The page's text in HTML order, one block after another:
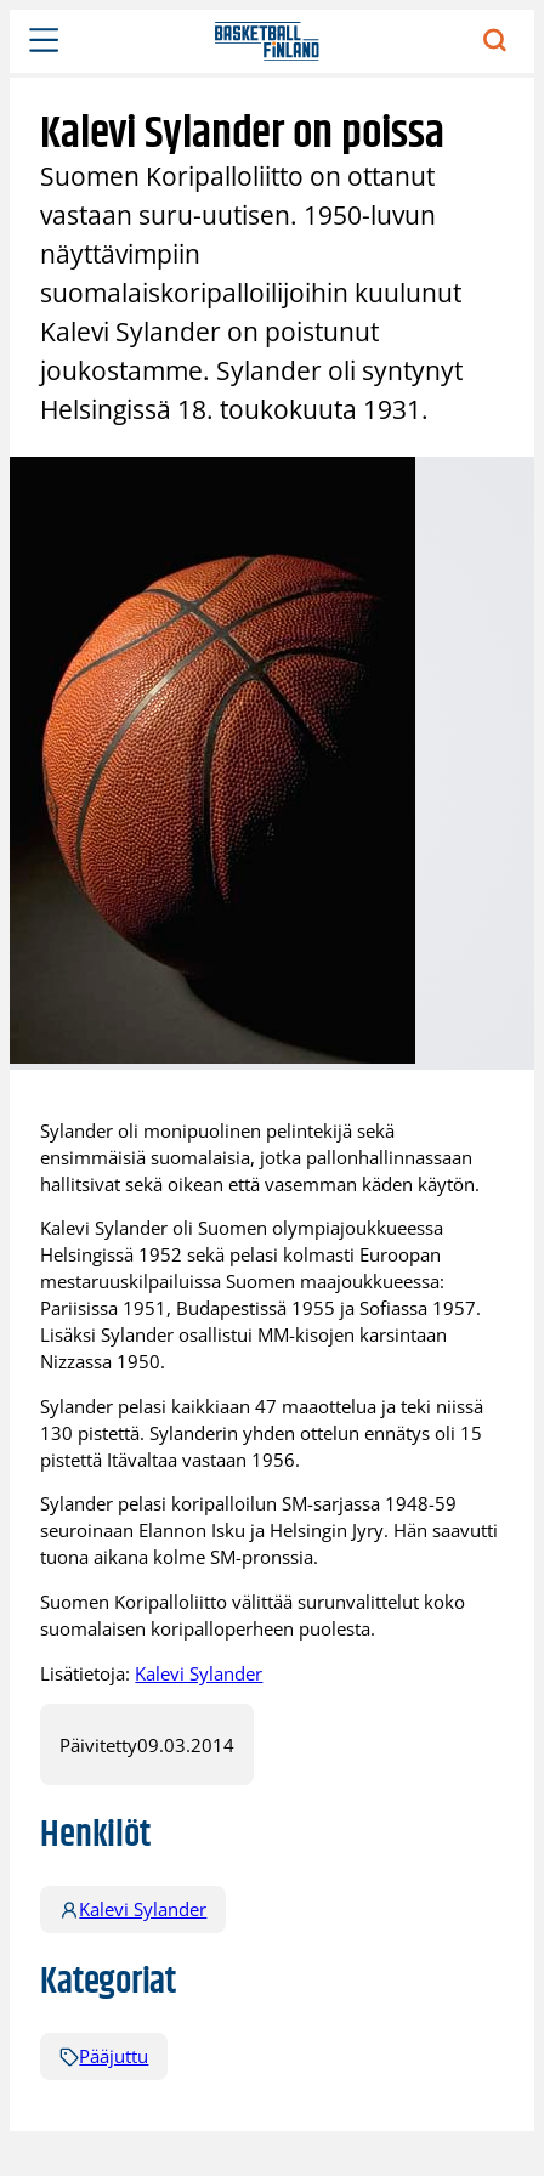
Siirry
sisältöön
Kalevi Sylander on poissa
Suomen Koripalloliitto on ottanut
vastaan suru-uutisen. 1950-luvun
näyttävimpiin
suomalaiskoripalloilijoihin kuulunut
Kalevi Sylander on poistunut
joukostamme. Sylander oli syntynyt
Helsingissä 18. toukokuuta 1931.
Sylander oli monipuolinen pelintekijä sekä
ensimmäisiä suomalaisia, jotka pallonhallinnassaan
hallitsivat sekä oikean että vasemman käden käytön.
Kalevi Sylander oli Suomen olympiajoukkueessa
Helsingissä 1952 sekä pelasi kolmasti Euroopan
mestaruuskilpailuissa Suomen maajoukkueessa:
Pariisissa 1951, Budapestissä 1955 ja Sofiassa 1957.
Lisäksi Sylander osallistui MM-kisojen karsintaan
Nizzassa 1950.
Sylander pelasi kaikkiaan 47 maaottelua ja teki niissä
130 pistettä. Sylanderin yhden ottelun ennätys oli 15
pistettä Itävaltaa vastaan 1956.
Sylander pelasi koripalloilun SM-sarjassa 1948-59
seuroinaan Elannon Isku ja Helsingin Jyry. Hän saavutti
tuona aikana kolme SM-pronssia.
Suomen Koripalloliitto välittää surunvalittelut koko
suomalaisen koripalloperheen puolesta.
Lisätietoja: Kalevi Sylander
Päivitetty09.03.2014
Henkilöt
Kalevi Sylander
Kategoriat
Pääjuttu